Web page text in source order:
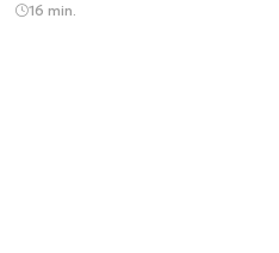
16 min.